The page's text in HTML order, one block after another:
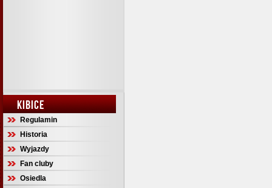
KIBICE
Regulamin
Historia
Wyjazdy
Fan cluby
Osiedla